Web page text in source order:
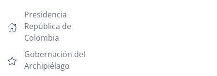
Presidencia
República de
Colombia
Gobernación del
Archipiélago